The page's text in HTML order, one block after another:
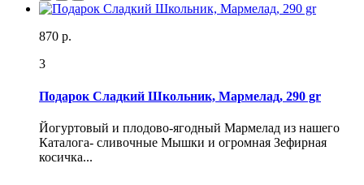
870 р.
3
Подарок Сладкий Школьник, Мармелад, 290 gr
Йогуртовый и плодово-ягодный Мармелад из нашего
Каталога- сливочные Мышки и огромная Зефирная
косичка...